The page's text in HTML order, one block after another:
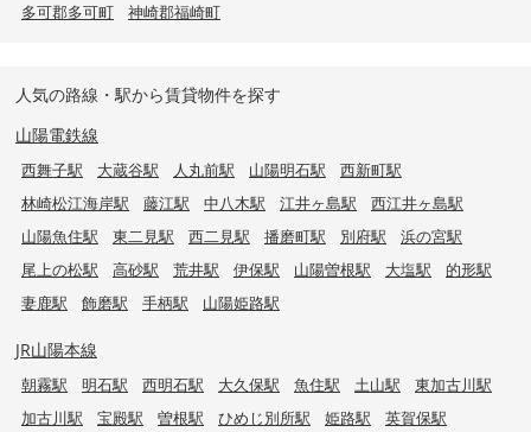
多可郡多可町
神崎郡福崎町
人気の路線・駅から賃貸物件を探す
山陽電鉄線
西舞子駅 大蔵谷駅 人丸前駅 山陽明石駅
西新町駅
林崎松江海岸駅
藤江駅 中八木駅 江井ヶ島駅
西江井ヶ島駅
山陽魚住駅
東二見駅 西二見駅 播磨町駅 別府駅
浜の宮駅
尾上の松駅
高砂駅 荒井駅 伊保駅 山陽曽根駅 大塩駅
的形駅
妻鹿駅
飾磨駅 手柄駅 山陽姫路駅
JR山陽本線
朝霧駅 明石駅 西明石駅 大久保駅 魚住駅 土山駅
東加古川駅
加古川駅
宝殿駅 曽根駅 ひめじ別所駅 姫路駅 英賀保駅